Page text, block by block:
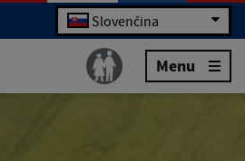
Slovenčina
Menu